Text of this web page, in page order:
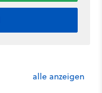
alle anzeigen